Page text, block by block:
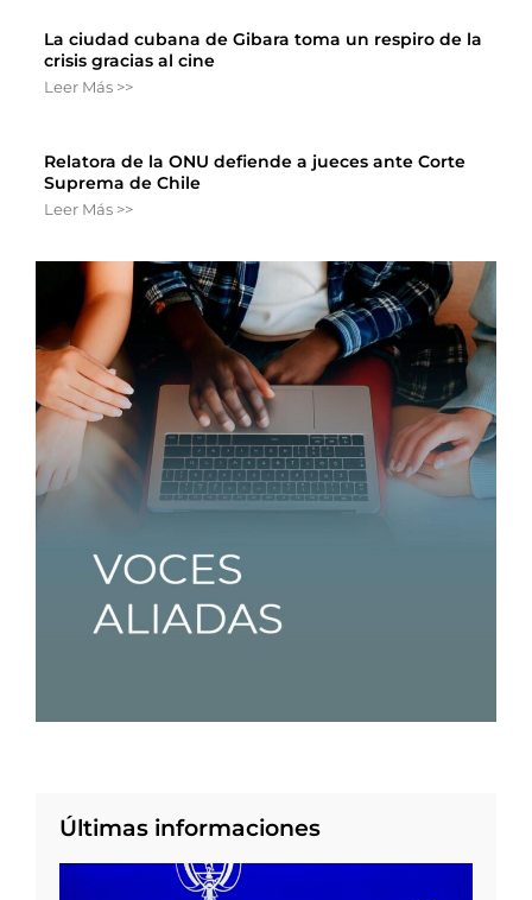
La ciudad cubana de Gibara toma un respiro de la
crisis gracias al cine
Leer Más >>
Relatora de la ONU defiende a jueces ante Corte
Suprema de Chile
Leer Más >>
Últimas informaciones